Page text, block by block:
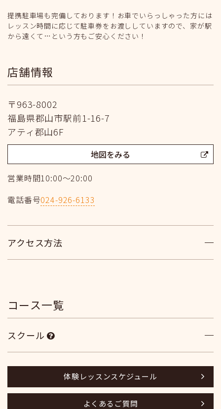
提携駐車場も完備しております！お車でいらっしゃった方には
レッスン時間に応じて駐車券をお渡ししていますので、家が駅
から遠くて…という方もご安心ください！
店舗情報
〒963-8002
福島県郡山市駅前1-16-7
アティ郡山6F
地図をみる
営業時間10:00～20:00
電話番号024-926-6133
アクセス方法
コース一覧
スクール
体験レッスンスケジュール
よくあるご質問